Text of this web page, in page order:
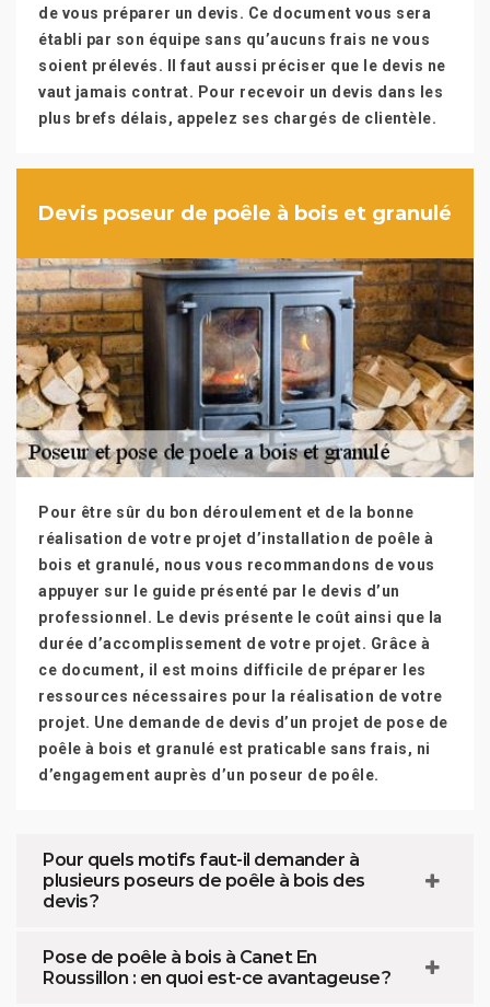
de vous préparer un devis. Ce document vous sera
établi par son équipe sans qu’aucuns frais ne vous
soient prélevés. Il faut aussi préciser que le devis ne
vaut jamais contrat. Pour recevoir un devis dans les
plus brefs délais, appelez ses chargés de clientèle.
Devis poseur de poêle à bois et granulé
Pour être sûr du bon déroulement et de la bonne
réalisation de votre projet d’installation de poêle à
bois et granulé, nous vous recommandons de vous
appuyer sur le guide présenté par le devis d’un
professionnel. Le devis présente le coût ainsi que la
durée d’accomplissement de votre projet. Grâce à
ce document, il est moins difficile de préparer les
ressources nécessaires pour la réalisation de votre
projet. Une demande de devis d’un projet de pose de
poêle à bois et granulé est praticable sans frais, ni
d’engagement auprès d’un poseur de poêle.
Pour quels motifs faut-il demander à
plusieurs poseurs de poêle à bois des
devis ?
Pose de poêle à bois à Canet En
Roussillon : en quoi est-ce avantageuse ?